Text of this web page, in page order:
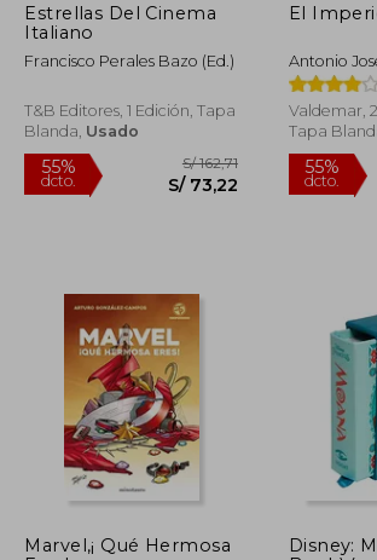
Estrellas Del Cinema
Italiano
Francisco Perales Bazo (Ed.)
T&B Editores, 1 Edición, Tapa
Blanda, Usado
55%
dcto.
El
Antonio
Valdemar,
Tapa
Marvel,¡ Qué Hermosa
Disney: